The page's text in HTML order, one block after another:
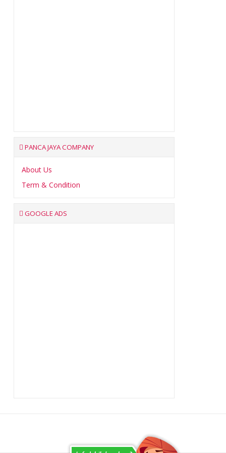
PANCA JAYA COMPANY
About Us
Term & Condition
GOOGLE ADS